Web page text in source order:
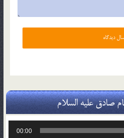
صادق علیه السلام
00:00